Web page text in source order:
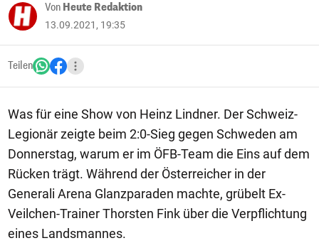
Von Heute Redaktion
13.09.2021, 19:35
Teilen
Was für eine Show von Heinz Lindner. Der Schweiz-
Legionär zeigte beim 2:0-Sieg gegen Schweden am
Donnerstag, warum er im ÖFB-Team die Eins auf dem
Rücken trägt. Während der Österreicher in der
Generali Arena Glanzparaden machte, grübelt Ex-
Veilchen-Trainer Thorsten Fink über die Verpflichtung
eines Landsmannes.